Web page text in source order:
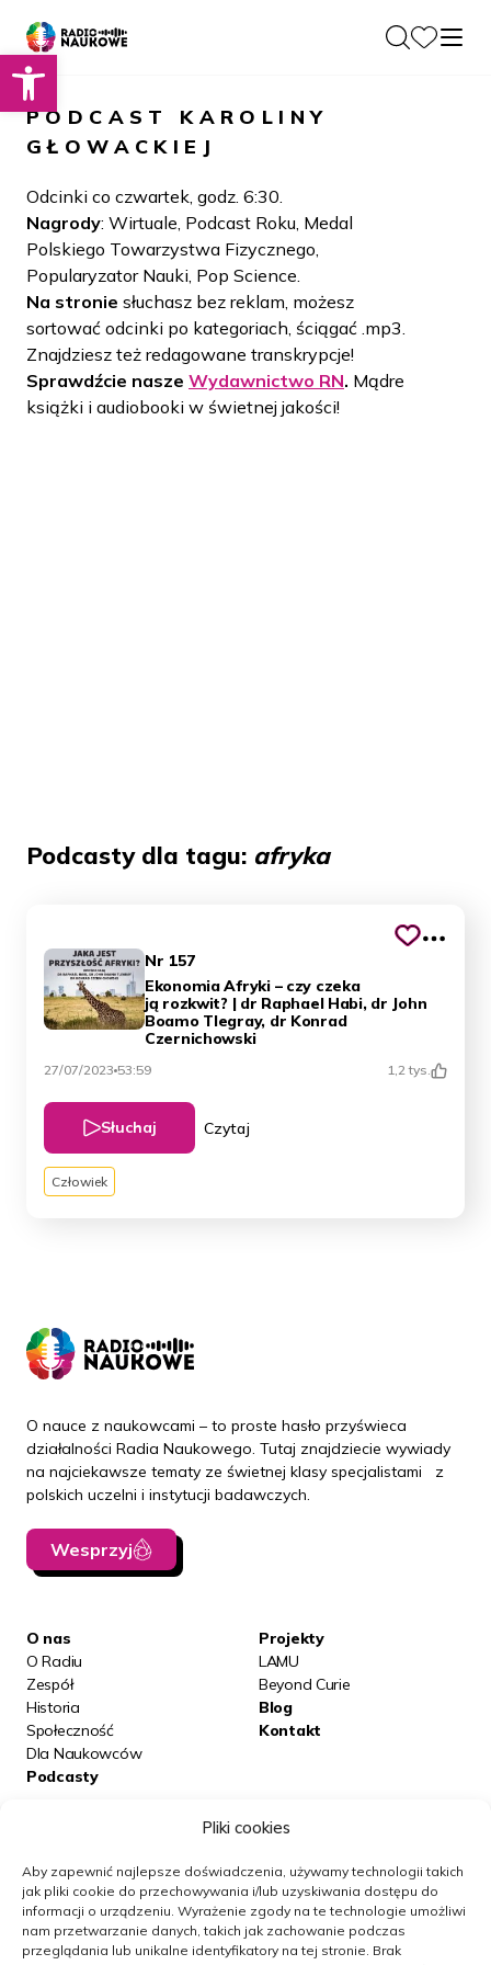
Otwórz pasek narzędzi
Pliki cookies
Aby zapewnić najlepsze doświadczenia, używamy technologii takich
jak pliki cookie do przechowywania i/lub uzyskiwania dostępu do
informacji o urządzeniu. Wyrażenie zgody na te technologie umożliwi
nam przetwarzanie danych, takich jak zachowanie podczas
przeglądania lub unikalne identyfikatory na tej stronie. Brak
O nas
O Radiu
Zespół
Historia
Społeczność
Dla Naukowców
Podcasty
Projekty
LAMU
Beyond Curie
Blog
Kontakt
Wydawnictwo
PODCAST
KAROLINY
GŁOWACKIEJ
Odcinki co czwartek, godz. 6:30.
Nagrody: Wirtuale, Podcast Roku, Medal
Polskiego Towarzystwa Fizycznego,
Popularyzator Nauki, Pop Science.
Na stronie słuchasz bez reklam, możesz
sortować odcinki po kategoriach, ściągać .mp3.
Znajdziesz też redagowane transkrypcje!
Sprawdźcie nasze Wydawnictwo RN. Mądre
książki i audiobooki w świetnej jakości!
Podcasty dla tagu: afryka
Nr 157
Ekonomia Afryki – czy czeka
ją rozkwit? | dr Raphael Habi, dr John
Boamo Tlegray, dr Konrad
Czernichowski
27/07/2023 53:59 1,2 tys.
Słuchaj Czytaj
Człowiek
O nauce z naukowcami – to proste hasło przyświeca
działalności Radia Naukowego. Tutaj znajdziecie wywiady
na najciekawsze tematy ze świetnej klasy specjalistami z
polskich uczelni i instytucji badawczych.
Wesprzyj
O nas
O Radiu
Zespół
Historia
Społeczność
Dla Naukowców
Podcasty
Projekty
LAMU
Beyond Curie
Blog
Kontakt
Obserwuj nas